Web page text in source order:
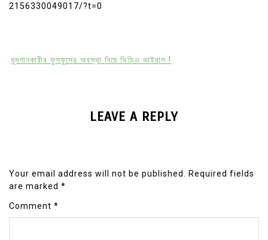
2156330049017/?t=0
ধূমপানকারীর ফুসফুসের অবস্থা নিয়ে ভিডিও ভাইরাল !
LEAVE A REPLY
Your email address will not be published. Required fields
are marked *
Comment *